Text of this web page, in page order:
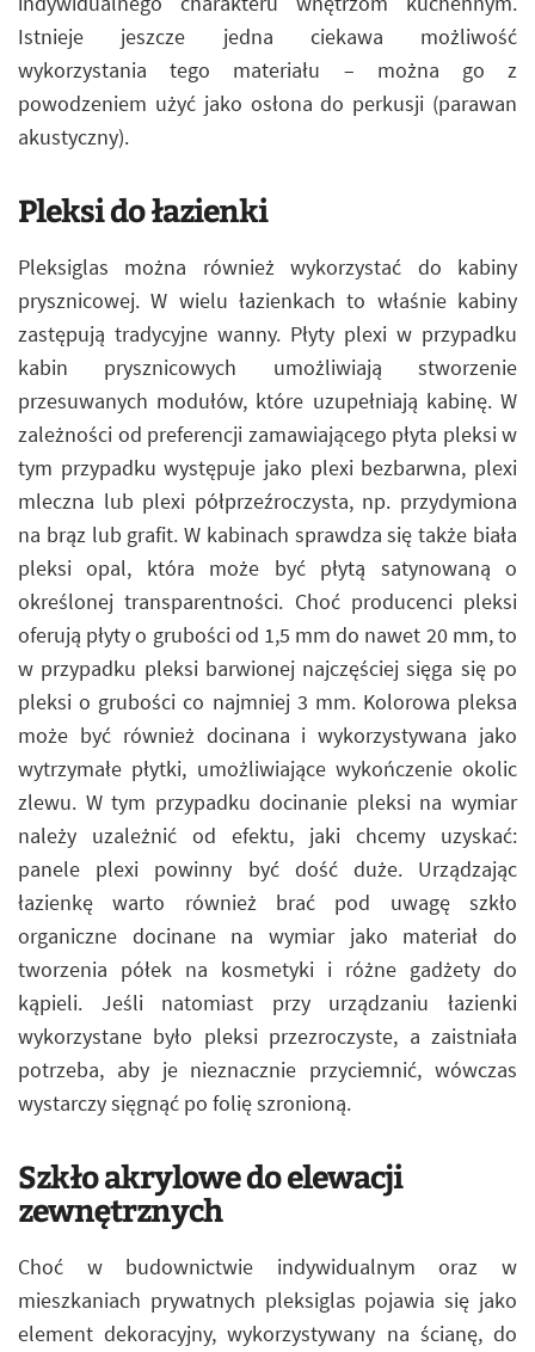
Istnieje jeszcze jedna ciekawa możliwość
wykorzystania tego materiału – można go z
powodzeniem użyć jako osłona do perkusji (parawan
akustyczny).
Pleksi do łazienki
Pleksiglas można również wykorzystać do kabiny
prysznicowej. W wielu łazienkach to właśnie kabiny
zastępują tradycyjne wanny. Płyty plexi w przypadku
kabin prysznicowych umożliwiają stworzenie
przesuwanych modułów, które uzupełniają kabinę. W
zależności od preferencji zamawiającego płyta pleksi w
tym przypadku występuje jako plexi bezbarwna, plexi
mleczna lub plexi półprzeźroczysta, np. przydymiona
na brąz lub grafit. W kabinach sprawdza się także biała
pleksi opal, która może być płytą satynowaną o
określonej transparentności. Choć producenci pleksi
oferują płyty o grubości od 1,5 mm do nawet 20 mm, to
w przypadku pleksi barwionej najczęściej sięga się po
pleksi o grubości co najmniej 3 mm. Kolorowa pleksa
może być również docinana i wykorzystywana jako
wytrzymałe płytki, umożliwiające wykończenie okolic
zlewu. W tym przypadku docinanie pleksi na wymiar
należy uzależnić od efektu, jaki chcemy uzyskać:
panele plexi powinny być dość duże. Urządzając
łazienkę warto również brać pod uwagę szkło
organiczne docinane na wymiar jako materiał do
tworzenia półek na kosmetyki i różne gadżety do
kąpieli. Jeśli natomiast przy urządzaniu łazienki
wykorzystane było pleksi przezroczyste, a zaistniała
potrzeba, aby je nieznacznie przyciemnić, wówczas
wystarczy sięgnąć po folię szronioną.
Szkło akrylowe do elewacji
zewnętrznych
Choć w budownictwie indywidualnym oraz w
mieszkaniach prywatnych pleksiglas pojawia się jako
element dekoracyjny, wykorzystywany na ścianę, do